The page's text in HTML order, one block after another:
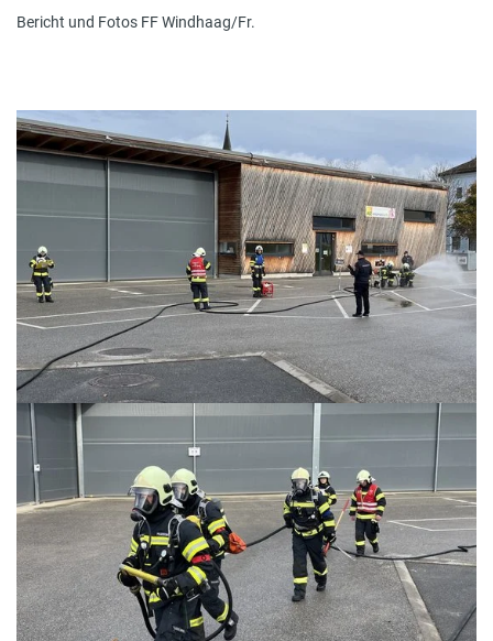
Bericht und Fotos FF Windhaag/Fr.